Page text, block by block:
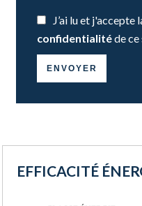
J’ai lu et j'accepte
confidentialitéde
ENVOYER
EFFICACITÉ